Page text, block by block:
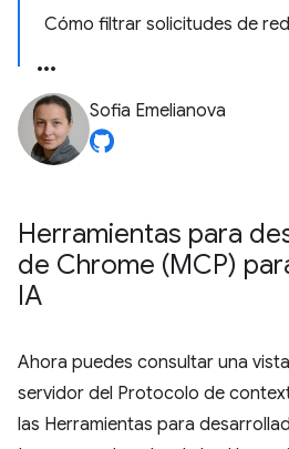
Cómo filtrar solicitudes de
Sofia Emelianova
Herramientas para
de Chrome (MCP)
IA
Ahora puedes consultar una
servidor del Protocolo de
las Herramientas para